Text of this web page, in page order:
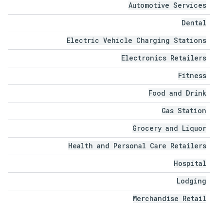
Automotive Services
Dental
Electric Vehicle Charging Stations
Electronics Retailers
Fitness
Food and Drink
Gas Station
Grocery and Liquor
Health and Personal Care Retailers
Hospital
Lodging
Merchandise Retail